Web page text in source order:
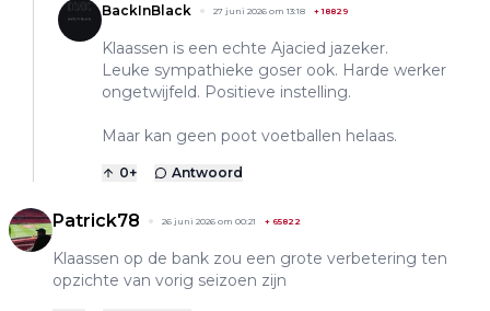
BackInBlack 27 juni 2026 om 13:18 +18829
Klaassen is een echte Ajacied jazeker.
Leuke sympathieke goser ook. Harde werker
ongetwijfeld. Positieve instelling.
Maar kan geen poot voetballen helaas.
0+ Antwoord
Patrick78 26 juni 2026 om 00:21 + 65822
Klaassen op de bank zou een grote verbetering ten
opzichte van vorig seizoen zijn